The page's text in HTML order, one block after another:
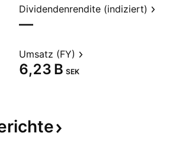
Dividendenrendite (indiziert)
—
Umsatz (FY)
‪6,23 B‬ SEK